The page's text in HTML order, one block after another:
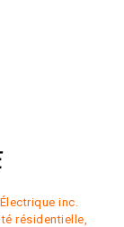
inc.
résidentielle,